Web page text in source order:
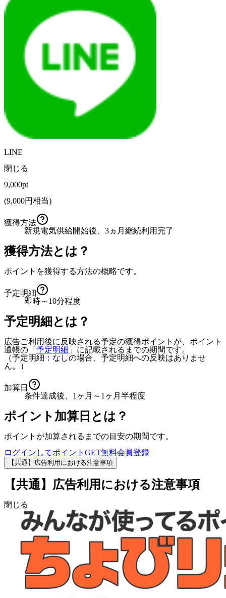
LINE
閉じる
9,000pt
(9,000円相当)
獲得方法
新規電気供給開始後、3ヵ月継続利用完了
獲得方法とは？
ポイントを獲得する方法の概略です。
予定明細
即時～10分程度
予定明細とは？
広告ご利用後に反映される予定の獲得ポイントが、ポイント
通帳の「 予定明細 」に記載されるまでの期間です。
（予定明細：なしの場合、予定明細への反映はありませ
ん。）
加算日
条件達成後、1ヶ月～1ヶ月半程度
ポイント加算日とは？
ポイントが加算されるまでの目安の期間です。
ログインしてポイントGET無料会員登録
【共通】広告利用における注意事項
【共通】広告利用における注意事項
閉じる